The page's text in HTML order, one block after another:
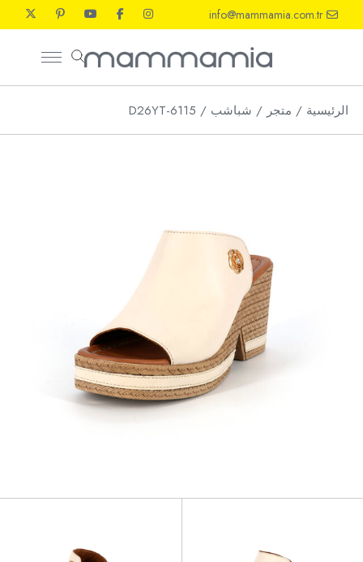
the
info@mammamia.com.tr
الرئيسية متجر شباشب D26YT-6115